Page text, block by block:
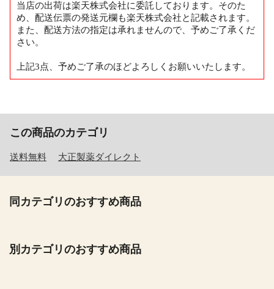
当店の出荷は楽天株式会社に委託しております。そのた
め、配送伝票の発送元欄も楽天株式会社と記載されます。
また、配送方法の指定は承れませんので、予めご了承くだ
さい。
上記3点、予めご了承のほどよろしくお願いいたします。
この商品のカテゴリ
送料無料 大正製薬ダイレクト
同カテゴリのおすすめ商品
別カテゴリのおすすめ商品